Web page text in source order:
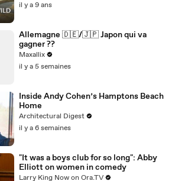
il y a 9 ans
Allemagne 🇩🇪/🇯🇵 Japon qui va
gagner ??
Maxallix
il y a 5 semaines
Inside Andy Cohen’s Hamptons Beach
Home
Architectural Digest
il y a 6 semaines
"It was a boys club for so long": Abby
Elliott on women in comedy
Larry King Now on Ora.TV